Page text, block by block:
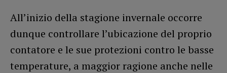
All’inizio della stagione invernale occorre
dunque controllare l’ubicazione del proprio
contatore e le sue protezioni contro le basse
temperature, a maggior ragione anche nelle